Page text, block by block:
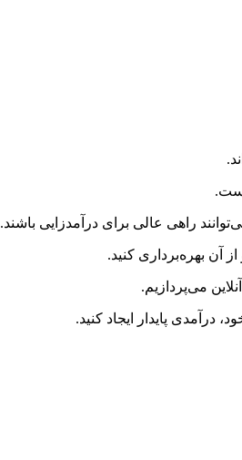
راهی عالی برای درآمدزایی باشند.
آن بهره‌برداری کنید.
درآمدی پایدار ایجاد کنید.